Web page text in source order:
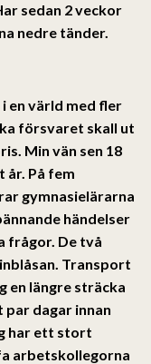
sedan 2 veckor
nedre tänder.
en värld med fler
försvaret skall ut
. Min vän sen 18
år. På fem
gymnasielärarna
händelser
frågor. De två
Transport
en längre sträcka
dagar innan
har ett stort
arbetskollegorna